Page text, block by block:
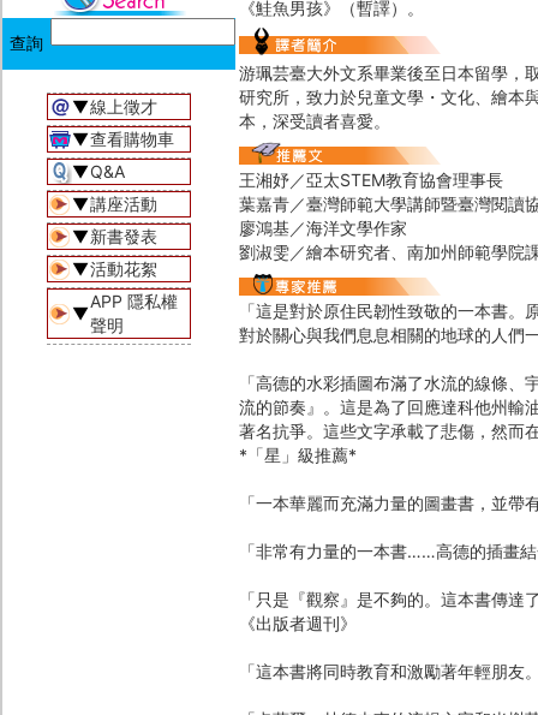
▼線上徵才
▼查看購物車
▼Q&A
▼講座活動
▼新書發表
▼活動花絮
▼
APP 隱私權
聲明
《鮭魚男孩》（暫譯）。
游珮芸臺大外文系畢業後至日本留學，
研究所，致力於兒童文學・文化、繪本
本，深受讀者喜愛。
王湘妤／亞太STEM教育協會理事長
葉嘉青／臺灣師範大學講師暨臺灣閱讀
廖鴻基／海洋文學作家
劉淑雯／繪本研究者、南加州師範學院
「這是對於原住民韌性致敬的一本書
對於關心與我們息息相關的地球的人
「高德的水彩插圖布滿了水流的線條
流的節奏』。這是為了回應達科他州輸
著名抗爭。這些文字承載了悲傷，然而
*「星」級推薦*
「一本華麗而充滿力量的圖畫書，並
「非常有力量的一本書……高德的插畫
「只是『觀察』是不夠的。這本書傳
《出版者週刊》
「這本書將同時教育和激勵著年輕朋